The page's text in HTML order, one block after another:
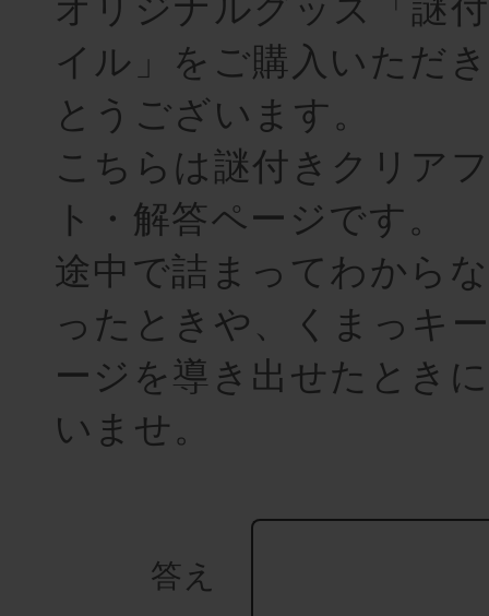
イル」をご購入いただ
とうございます。
こちらは謎付きクリア
ト・解答ページです。
途中で詰まってわから
ったときや、くまっキ
ージを導き出せたとき
いませ。
答え